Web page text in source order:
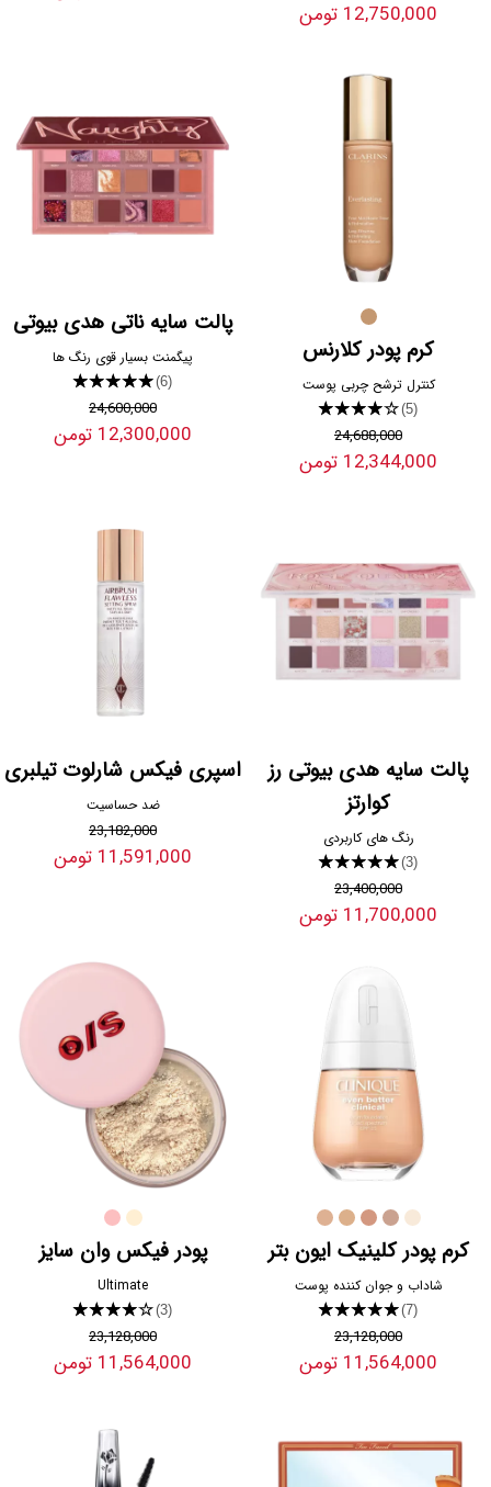
12,750,000 تومن
کرم پودر کلارنس
کنترل ترشح چربی پوست
★★★★★(5)
24,688,000
12,344,000 تومن
پالت سایه ناتی هدی بیوتی
پیگمنت بسیار قوی رنگ ها
★★★★★(6)
24,600,000
12,300,000 تومن
پالت سایه هدی بیوتی رز
کوارتز
رنگ های کاربردی
★★★★★(3)
23,400,000
11,700,000 تومن
اسپری فیکس شارلوت تیلبری
ضد حساسیت
23,182,000
11,591,000 تومن
کرم پودر کلینیک ایون بتر
شاداب و جوان کننده پوست
★★★★★(7)
23,128,000
11,564,000 تومن
پودر فیکس وان سایز
Ultimate
★★★★★(3)
23,128,000
11,564,000 تومن